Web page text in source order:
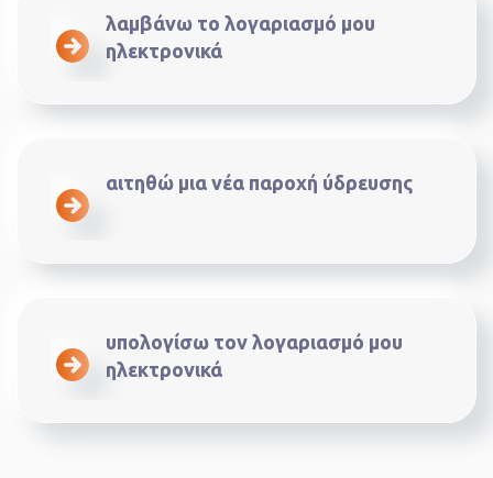
λαμβάνω το λογαριασμό μου
ηλεκτρονικά
αιτηθώ μια νέα παροχή ύδρευσης
υπολογίσω τον λογαριασμό μου
ηλεκτρονικά